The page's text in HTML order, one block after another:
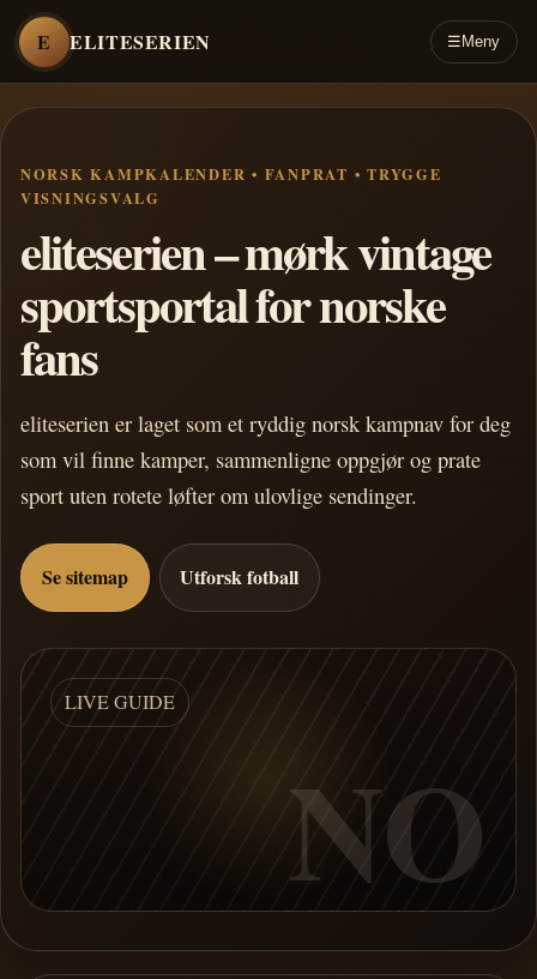
E ELITESERIEN ☰ Meny
NORSK KAMPKALENDER • FANPRAT • TRYGGE
VISNINGSVALG
eliteserien – mørk vintage
sportsportal for norske
fans
eliteserien er laget som et ryddig norsk kampnav for deg
som vil finne kamper, sammenligne oppgjør og prate
sport uten rotete løfter om ulovlige sendinger.
Se sitemap Utforsk fotball
LIVE GUIDE
NO